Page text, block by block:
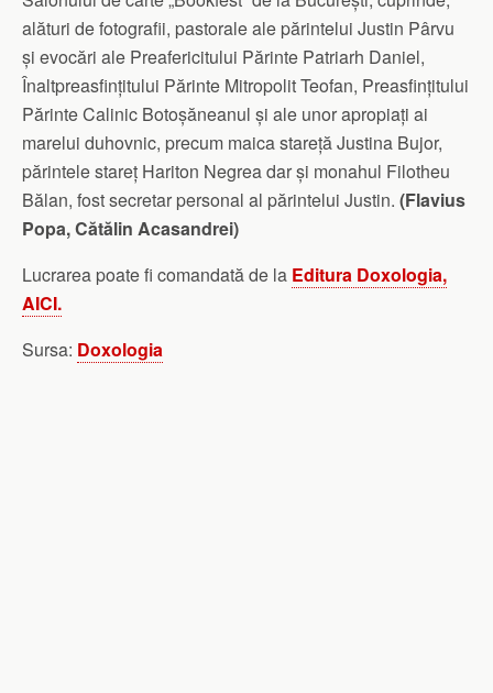
alături de fotografii, pastorale ale părintelui Justin Pârvu
și evocări ale Preafericitului Părinte Patriarh Daniel,
Înaltpreasfințitului Părinte Mitropolit Teofan, Preasfințitului
Părinte Calinic Botoșăneanul și ale unor apropiați ai
marelui duhovnic, precum maica stareță Justina Bujor,
părintele stareț Hariton Negrea dar și monahul Filotheu
Bălan, fost secretar personal al părintelui Justin. (Flavius
Popa, Cătălin Acasandrei)
Lucrarea poate fi comandată de la Editura Doxologia,
AICI.
Sursa: Doxologia